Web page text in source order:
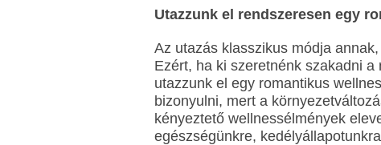
Utazzunk el rendszeresen egy
Az utazás klasszikus módja
Ezért, ha ki szeretnénk szakadni
utazzunk el egy romantikus
bizonyulni, mert a
kényeztető wellnessélmények
egészségünkre,